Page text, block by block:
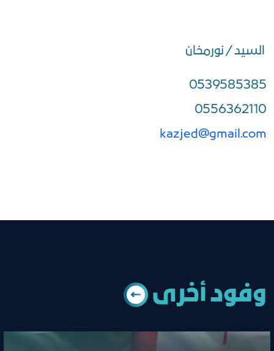
السيد / نورمخان
0539585385
0556362110
kazjed@gmail.com
وﻓﻮد أﺧﺮى